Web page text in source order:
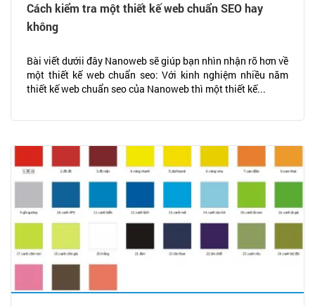
Cách kiểm tra một thiết kế web chuẩn SEO hay
không
Bài viết dướii đây Nanoweb sẽ giúp bạn nhìn nhận rõ hơn về
một thiết kế web chuẩn seo: Với kinh nghiệm nhiều năm
thiết kế web chuẩn seo của Nanoweb thì một thiết kế...